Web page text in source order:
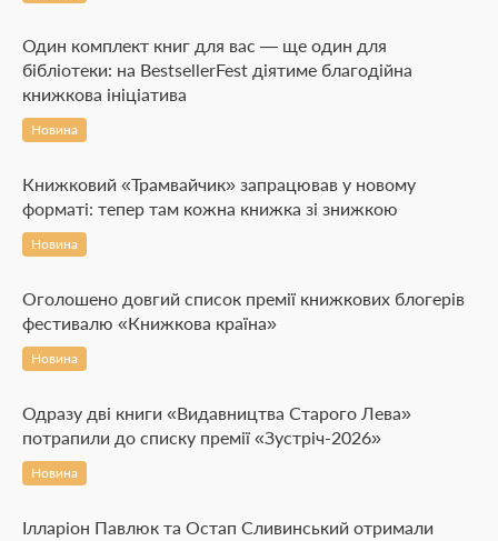
Один комплект книг для вас — ще один для
бібліотеки: на BestsellerFest діятиме благодійна
книжкова ініціатива
Новина
Книжковий «Трамвайчик» запрацював у новому
форматі: тепер там кожна книжка зі знижкою
Новина
Оголошено довгий список премії книжкових блогерів
фестивалю «Книжкова країна»
Новина
Одразу дві книги «Видавництва Старого Лева»
потрапили до списку премії «Зустріч-2026»
Новина
Ілларіон Павлюк та Остап Сливинський отримали